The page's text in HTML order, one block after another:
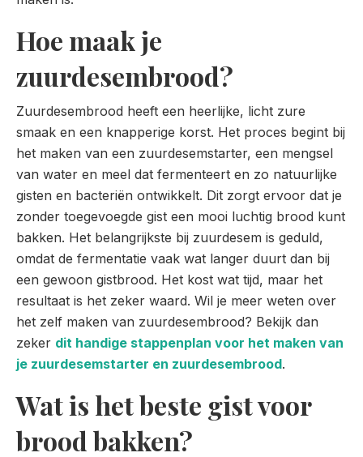
Hoe maak je
zuurdesembrood?
Zuurdesembrood heeft een heerlijke, licht zure
smaak en een knapperige korst. Het proces begint bij
het maken van een zuurdesemstarter, een mengsel
van water en meel dat fermenteert en zo natuurlijke
gisten en bacteriën ontwikkelt. Dit zorgt ervoor dat je
zonder toegevoegde gist een mooi luchtig brood kunt
bakken. Het belangrijkste bij zuurdesem is geduld,
omdat de fermentatie vaak wat langer duurt dan bij
een gewoon gistbrood. Het kost wat tijd, maar het
resultaat is het zeker waard. Wil je meer weten over
het zelf maken van zuurdesembrood? Bekijk dan
zeker dit handige stappenplan voor het maken van
je zuurdesemstarter en zuurdesembrood.
Wat is het beste gist voor
brood bakken?